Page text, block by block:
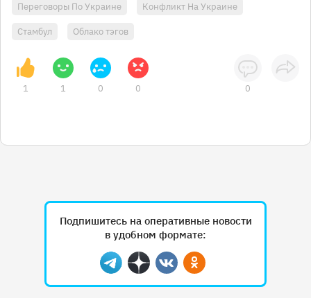
Переговоры По Украине Конфликт На Украине
Стамбул Облако тэгов
1 1 0 0 0
Подпишитесь на оперативные новости
в удобном формате:
Telegram
ДзенВконтактеОдноклассники